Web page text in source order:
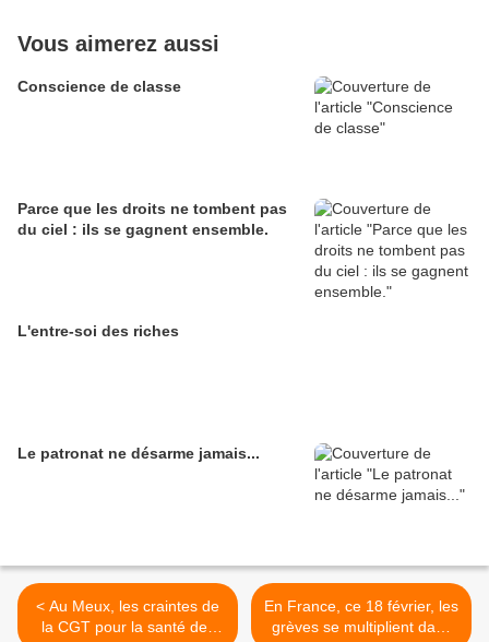
Vous aimerez aussi
Conscience de classe
Parce que les droits ne tombent pas
du ciel : ils se gagnent ensemble.
L'entre-soi des riches
Le patronat ne désarme jamais...
< Au Meux, les craintes de
la CGT pour la santé des
En France, ce 18 février, les
grèves se multiplient dans